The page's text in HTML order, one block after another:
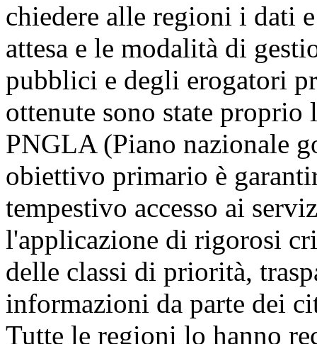
chiedere alle regioni i dati
attesa e le modalità di
pubblici e degli erogatori
ottenute sono state
PNGLA (Piano nazionale
obiettivo primario è
tempestivo accesso ai
l'applicazione di rigorosi
delle classi di priorità,
informazioni da parte dei
Tutte le regioni lo hanno